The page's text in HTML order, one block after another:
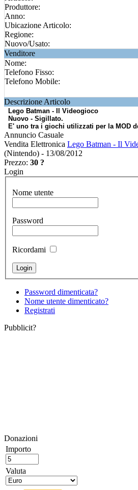
Produttore:
Anno:
Ubicazione Articolo:
Regione:
Nuovo/Usato:
Venditore
Nome:
Telefono Fisso:
Telefono Mobile:
Descrizione Articolo
Lego Batman - Il Videogioco
Nuovo - Sigillato.
E' uno tra i giochi utilizzati per la MOD
Annuncio Casuale
Vendita Elettronica Lego Batman - Il
(Nintendo) - 13/08/2012
Prezzo: 30 ?
Login
Nome utente
Password
Ricordami
Password dimenticata?
Nome utente dimenticato?
Registrati
Pubblicit?
Donazioni
Importo
Valuta